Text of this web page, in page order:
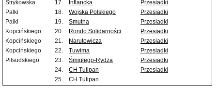
Strykowska
17. Inflancka
Przesiadki
Palki
18. Wojska Polskiego
Przesiadki
Palki
19. Smutna
Przesiadki
Kopcińskiego
20. Rondo Solidarności
Przesiadki
Kopcińskiego
21. Narutowicza
Przesiadki
Kopcińskiego
22. Tuwima
Przesiadki
Piłsudskiego
23. Śmigłego-Rydza
Przesiadki
24.
CH Tulipan
Przesiadki
25.
CH Tulipan